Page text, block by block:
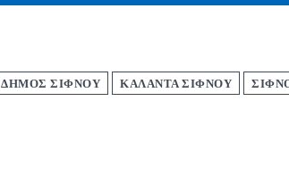
ΔΗΜΟΣ ΣΙΦΝΟΥ ΚΑΛΑΝΤΑ ΣΙΦΝΟΥ